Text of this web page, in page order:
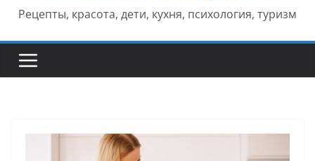
Рецепты, красота, дети, кухня, психология, туризм